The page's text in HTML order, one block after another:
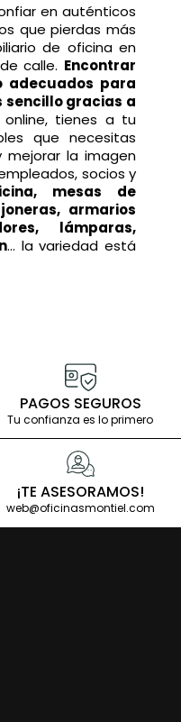
en auténticos
que pierdas más
de oficina en
calle. Encontrar
adecuados para
sencillo gracias a
tienes a tu
que necesitas
la imagen
socios y
, mesas de
, armarios
, lámparas,
... la variedad está
PAGOS SEGUROS
Tu confianza es lo primero
¡TE ASESORAMOS!
web@oficinasmontiel.com